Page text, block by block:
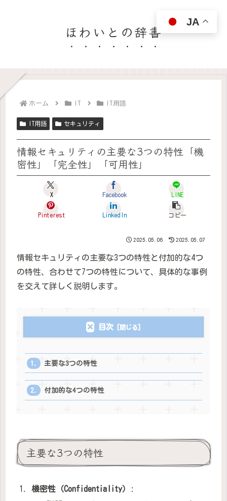
ほわいとの辞書
ホーム IT IT用語
IT用語 セキュリティ
情報セキュリティの主要な3つの特性「機
密性」「完全性」「可用性」
X Facebook LINE
Pinterest LinkedIn コピー
2025.05.06 2025.05.07
情報セキュリティの主要な3つの特性と付加的な4つ
の特性、合わせて7つの特性について、具体的な事例
を交えて詳しく説明します。
目次
主要な3つの特性
付加的な4つの特性
主要な3つの特性
機密性（Confidentiality）
:
JA